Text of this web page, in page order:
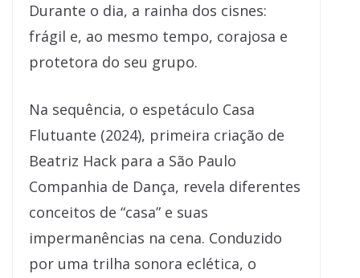
Durante o dia, a rainha dos cisnes:
frágil e, ao mesmo tempo, corajosa e
protetora do seu grupo.
Na sequência, o espetáculo Casa
Flutuante (2024), primeira criação de
Beatriz Hack para a São Paulo
Companhia de Dança, revela diferentes
conceitos de “casa” e suas
impermanências na cena. Conduzido
por uma trilha sonora eclética, o